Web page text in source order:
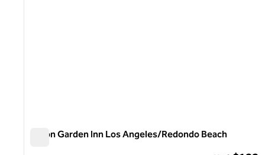
Hilton Garden Inn Los Angeles/Redondo Beach